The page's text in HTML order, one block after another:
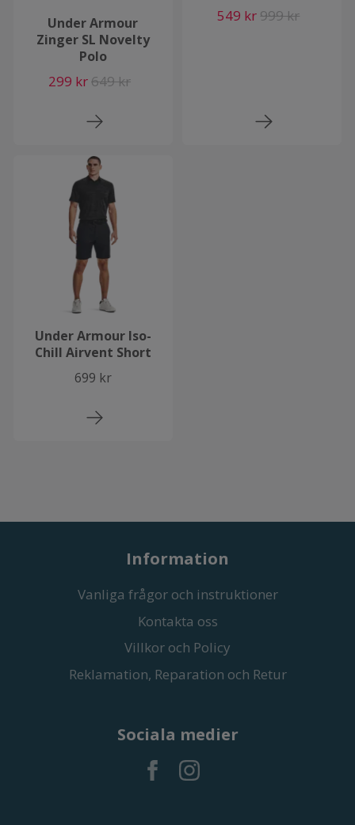
Under Armour
Zinger SL Novelty
Polo
299 kr649 kr
549 kr 999 kr
Under Armour Iso-
Chill Airvent Short
699 kr
Information
Vanliga frågor och instruktioner
Kontakta oss
Villkor och Policy
Reklamation, Reparation och Retur
Sociala medier